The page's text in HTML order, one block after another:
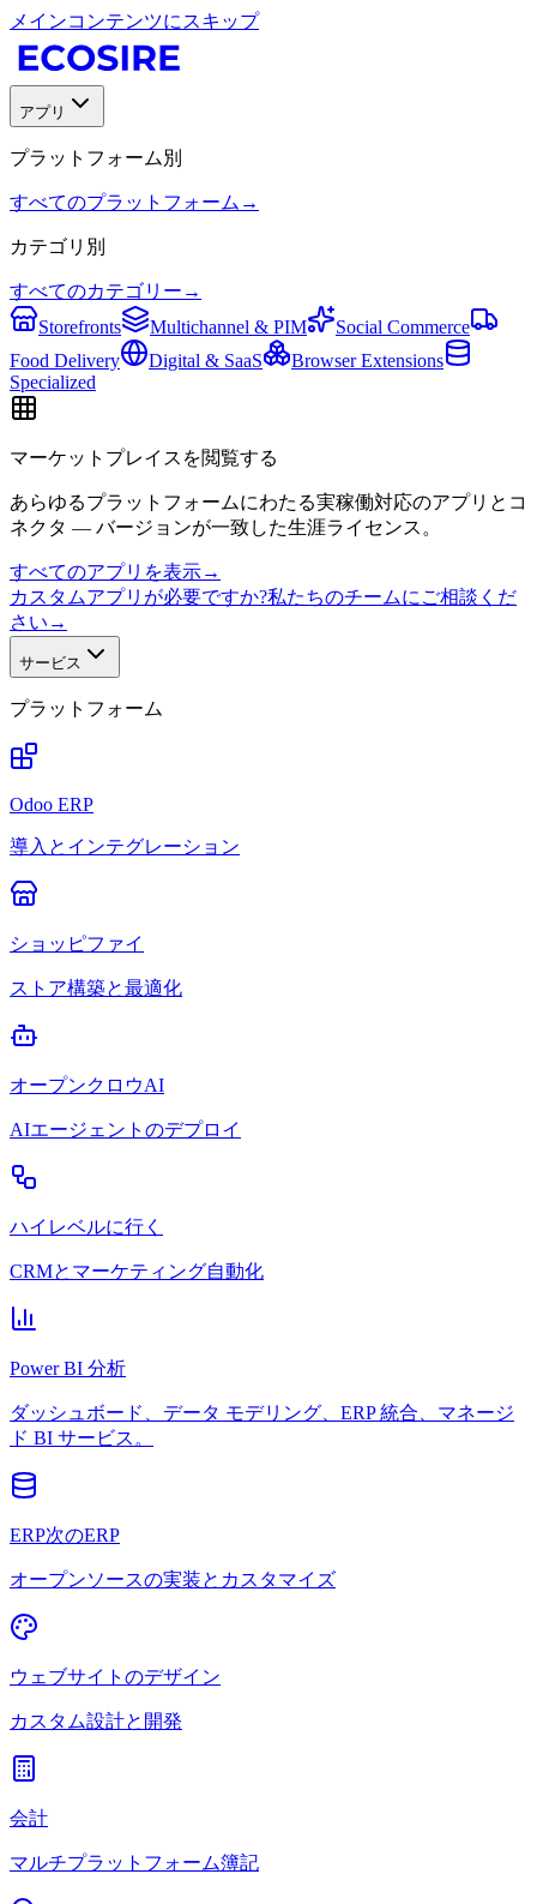
メインコンテンツにスキップ
アプリ
プラットフォーム別
すべてのプラットフォーム →
カテゴリ別
すべてのカテゴリー →
Storefronts
Multichannel & PIM
Social Commerce
Food Delivery
Digital & SaaS
Browser Extensions
Specialized
マーケットプレイスを閲覧する
あらゆるプラットフォームにわたる実稼働対応のアプリとコ
ネクタ — バージョンが一致した生涯ライセンス。
すべてのアプリを表示→
カスタムアプリが必要ですか?私たちのチームにご相談くだ
さい →
サービス
プラットフォーム
Odoo ERP
導入とインテグレーション
ショッピファイ
ストア構築と最適化
オープンクロウAI
AIエージェントのデプロイ
ハイレベルに行く
CRMとマーケティング自動化
Power BI 分析
ダッシュボード、データ モデリング、ERP 統合、マネージ
ド BI サービス。
ERP次のERP
オープンソースの実装とカスタマイズ
ウェブサイトのデザイン
カスタム設計と開発
会計
マルチプラットフォーム簿記